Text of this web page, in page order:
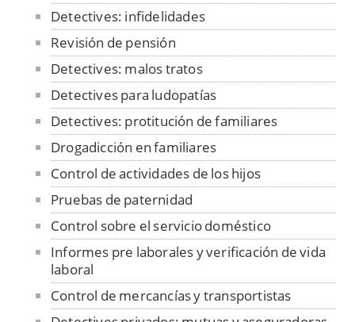
Detectives: infidelidades
Revisión de pensión
Detectives: malos tratos
Detectives para ludopatías
Detectives: protitución de familiares
Drogadicción en familiares
Control de actividades de los hijos
Pruebas de paternidad
Control sobre el servicio doméstico
Informes pre laborales y verificación de vida
laboral
Control de mercancías y transportistas